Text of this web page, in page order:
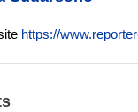
https://